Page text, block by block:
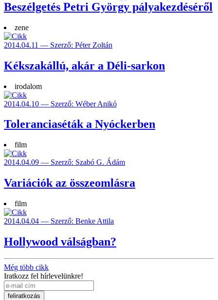
Beszélgetés Petri György pályakezdéséről
zene
2014.04.11 — Szerző: Péter Zoltán
Kékszakállú, akár a Déli-sarkon
irodalom
2014.04.10 — Szerző: Wéber Anikó
Toleranciaséták a Nyóckerben
film
2014.04.09 — Szerző: Szabó G. Ádám
Variációk az összeomlásra
film
2014.04.04 — Szerző: Benke Attila
Hollywood válságban?
Még több cikk
Iratkozz fel hírlevelünkre!